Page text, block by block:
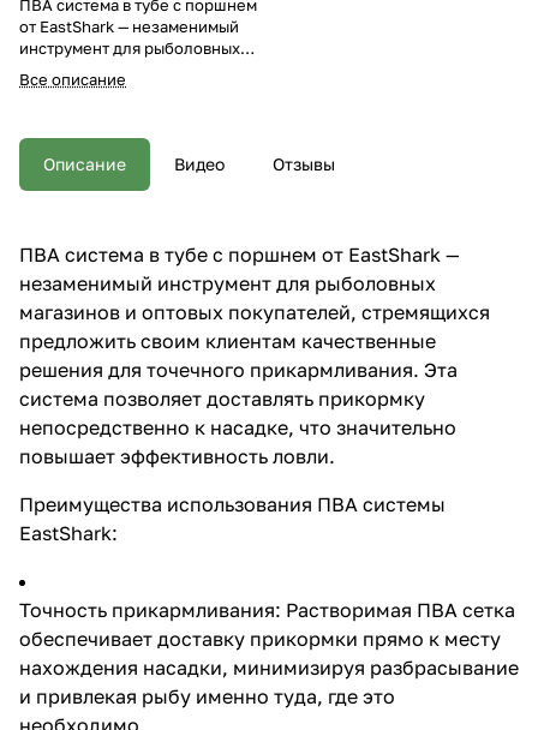
ПВА система в тубе с поршнем
от EastShark — незаменимый
инструмент для рыболовных
магазинов и оптовых
покупателей, стремящихся
качественные решения для
точечного прикармливания. Эта
система позволяет доставлять
ловли. Преимущества
использования ПВА системы
EastShark: Точность
ПВА сетка обеспечивает
доставку прикормки прямо к
месту нахождения насадки,
привлекая рыбу именно туда,
где это необходимо.
Система эффективна в любое
время года, включая холодные
периоды, когда другие методы
менее результативными.
Использование японского ПВА
материала гарантирует быстрое
и полное растворение сетки в
воде, оставляя прикормку в
нужной точке. Удобство и
простота использования:
Все описание
Описание Видео Отзывы
ПВА система в тубе с поршнем от EastShark —
незаменимый инструмент для рыболовных
магазинов и оптовых покупателей, стремящихся
предложить своим клиентам качественные
решения для точечного прикармливания. Эта
система позволяет доставлять прикормку
непосредственно к насадке, что значительно
повышает эффективность ловли.
Преимущества использования ПВА системы
EastShark:
Точность прикармливания: Растворимая ПВА сетка
обеспечивает доставку прикормки прямо к месту
нахождения насадки, минимизируя разбрасывание
и привлекая рыбу именно туда, где это
необходимо.